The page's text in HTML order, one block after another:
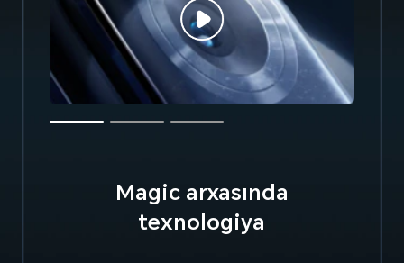
Magic arxasında
texnologiya